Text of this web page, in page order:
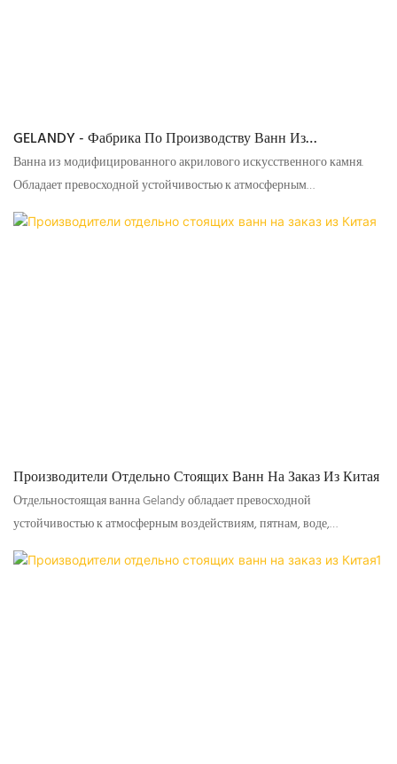
GELANDY - Фабрика По Производству Ванн Из
Модифицированного Акрилового Искусственного Камня
По Лучшей Цене
Ванна из модифицированного акрилового искусственного камня.
Обладает превосходной устойчивостью к атмосферным
воздействиям, пятнам и воде.
Производители Отдельно Стоящих Ванн На Заказ Из Китая
Отдельностоящая ванна Gelandy обладает превосходной
устойчивостью к атмосферным воздействиям, пятнам, воде,
пожелтению и ультрафиолетовому излучению. Возможна OEM и
ODM разработка.